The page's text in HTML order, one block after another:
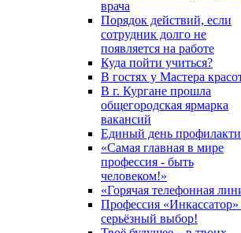
врача
Порядок действий, если
сотрудник долго не
появляется на работе
Куда пойти учиться?
В гостях у Мастера
В г. Кургане прошла
общегородская ярмарка
вакансий
Единый день
«Самая главная в мире
профессия - быть
человеком!»
«Горячая телефонная
Профессия «Инкассатор»
серьёзный выбор!